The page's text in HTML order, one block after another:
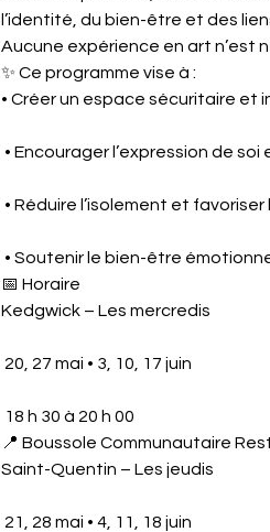
l’identité, du bien-être et des
Aucune expérience en art n’est
✨ Ce programme vise à :
• Créer un espace sécuritaire et
• Encourager l’expression de
• Réduire l’isolement et
• Soutenir le bien-être
📅 Horaire
Kedgwick – Les mercredis
20, 27 mai • 3, 10, 17 juin
18 h 30 à 20 h 00
📍 Boussole Communautaire
Saint-Quentin – Les jeudis
21, 28 mai • 4, 11, 18 juin